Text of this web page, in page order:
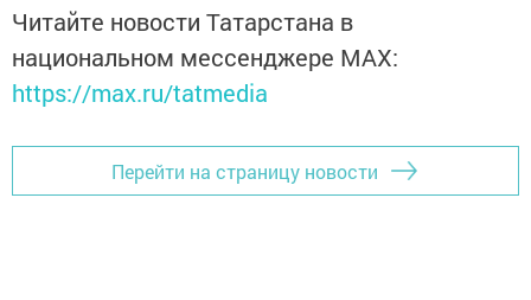
Читайте новости Татарстана в
национальном мессенджере MАХ:
https://max.ru/tatmedia
Перейти на страницу новости